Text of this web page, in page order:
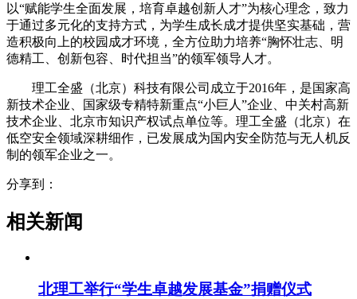
以“赋能学生全面发展，培育卓越创新人才”为核心理念，致力
于通过多元化的支持方式，为学生成长成才提供坚实基础，营
造积极向上的校园成才环境，全方位助力培养“胸怀壮志、明
德精工、创新包容、时代担当”的领军领导人才。
理工全盛（北京）科技有限公司成立于2016年，是国家高
新技术企业、国家级专精特新重点“小巨人”企业、中关村高新
技术企业、北京市知识产权试点单位等。理工全盛（北京）在
低空安全领域深耕细作，已发展成为国内安全防范与无人机反
制的领军企业之一。
分享到：
相关新闻
北理工举行“学生卓越发展基金”捐赠仪式